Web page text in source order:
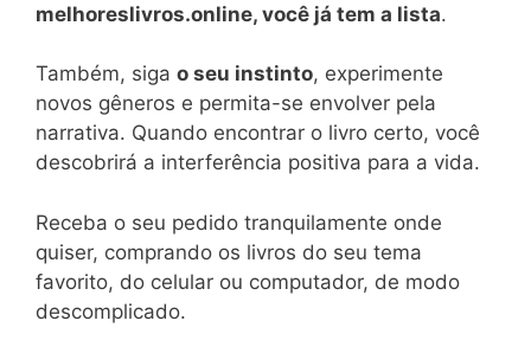
melhoreslivros.online, você já tem a lista.
Também, siga o seu instinto, experimente
novos gêneros e permita-se envolver pela
narrativa. Quando encontrar o livro certo, você
descobrirá a interferência positiva para a vida.
Receba o seu pedido tranquilamente onde
quiser, comprando os livros do seu tema
favorito, do celular ou computador, de modo
descomplicado.